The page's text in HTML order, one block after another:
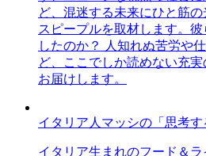
ど、混迷する未来にひと筋
スピープルを取材します。
したのか？ 人知れぬ苦労や
ど、ここでしか読めない充
お届けします。
イタリア人マッシの「思考す
イタリア生まれのフード＆ラ